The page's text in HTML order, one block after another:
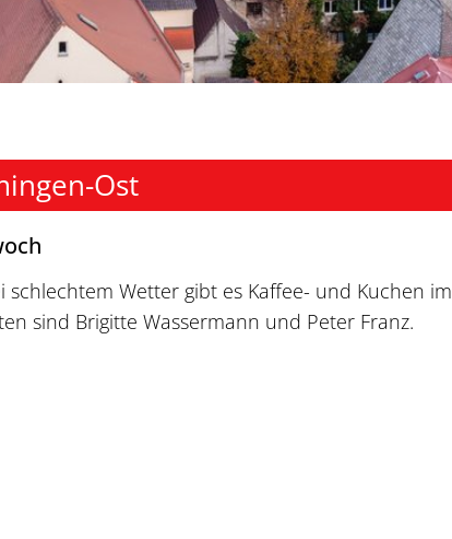
Ost
Wetter gibt es Kaffee- und Kuchen im
sind Brigitte Wassermann und Peter Franz.